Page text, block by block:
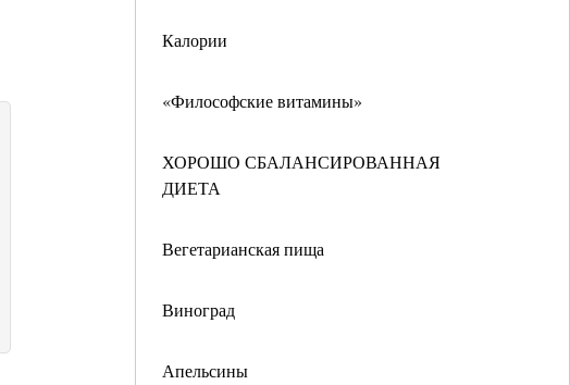
Калории
«Философские витамины»
ХОРОШО СБАЛАНСИРОВАННАЯ
ДИЕТА
Вегетарианская пища
Виноград
Апельсины